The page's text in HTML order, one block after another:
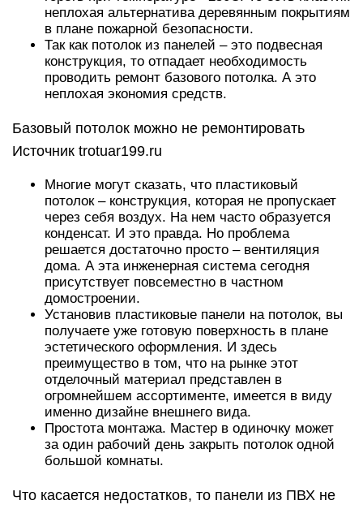
неплохая альтернатива деревянным покрытиям
в плане пожарной безопасности.
Так как потолок из панелей – это подвесная
конструкция, то отпадает необходимость
проводить ремонт базового потолка. А это
неплохая экономия средств.
Базовый потолок можно не ремонтировать
Источник trotuar199.ru
Многие могут сказать, что пластиковый
потолок – конструкция, которая не пропускает
через себя воздух. На нем часто образуется
конденсат. И это правда. Но проблема
решается достаточно просто – вентиляция
дома. А эта инженерная система сегодня
присутствует повсеместно в частном
домостроении.
Установив пластиковые панели на потолок, вы
получаете уже готовую поверхность в плане
эстетического оформления. И здесь
преимущество в том, что на рынке этот
отделочный материал представлен в
огромнейшем ассортименте, имеется в виду
именно дизайне внешнего вида.
Простота монтажа. Мастер в одиночку может
за один рабочий день закрыть потолок одной
большой комнаты.
Что касается недостатков, то панели из ПВХ не